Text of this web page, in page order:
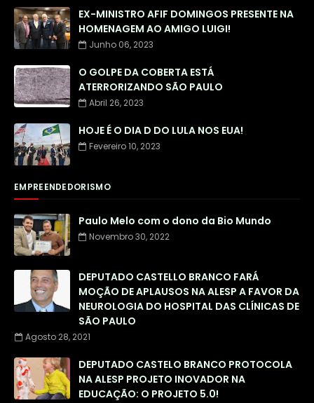
EX-MINISTRO AFIF DOMINGOS PRESENTE NA
HOMENAGEM AO AMIGO LUIGI!
Junho 06, 2023
O GOLPE DA COBERTA ESTÁ
ATERRORIZANDO SÃO PAULO
Abril 26, 2023
HOJE É O DIA D DO LULA NOS EUA!
Fevereiro 10, 2023
EMPREENDEDORISMO
Paulo Melo com o dono da Bio Mundo
Novembro 30, 2022
DEPUTADO CASTELLO BRANCO FARÁ
MOÇÃO DE APLAUSOS NA ALESP A FAVOR DA
NEUROLOGIA DO HOSPITAL DAS CLÍNICAS DE
SÃO PAULO
Agosto 28, 2021
DEPUTADO CASTELO BRANCO PROTOCOLA
NA ALESP PROJETO INOVADOR NA
EDUCAÇÃO: O PROJETO 5.0!